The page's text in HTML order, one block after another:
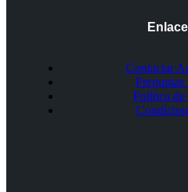
Contactar
Preguntas
Política de